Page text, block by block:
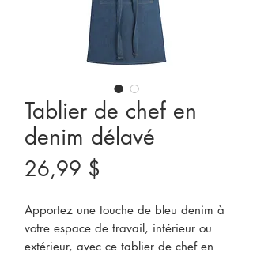
Tablier de chef en
denim délavé
26,99 $
Apportez une touche de bleu denim à
votre espace de travail, intérieur ou
extérieur, avec ce tablier de chef en